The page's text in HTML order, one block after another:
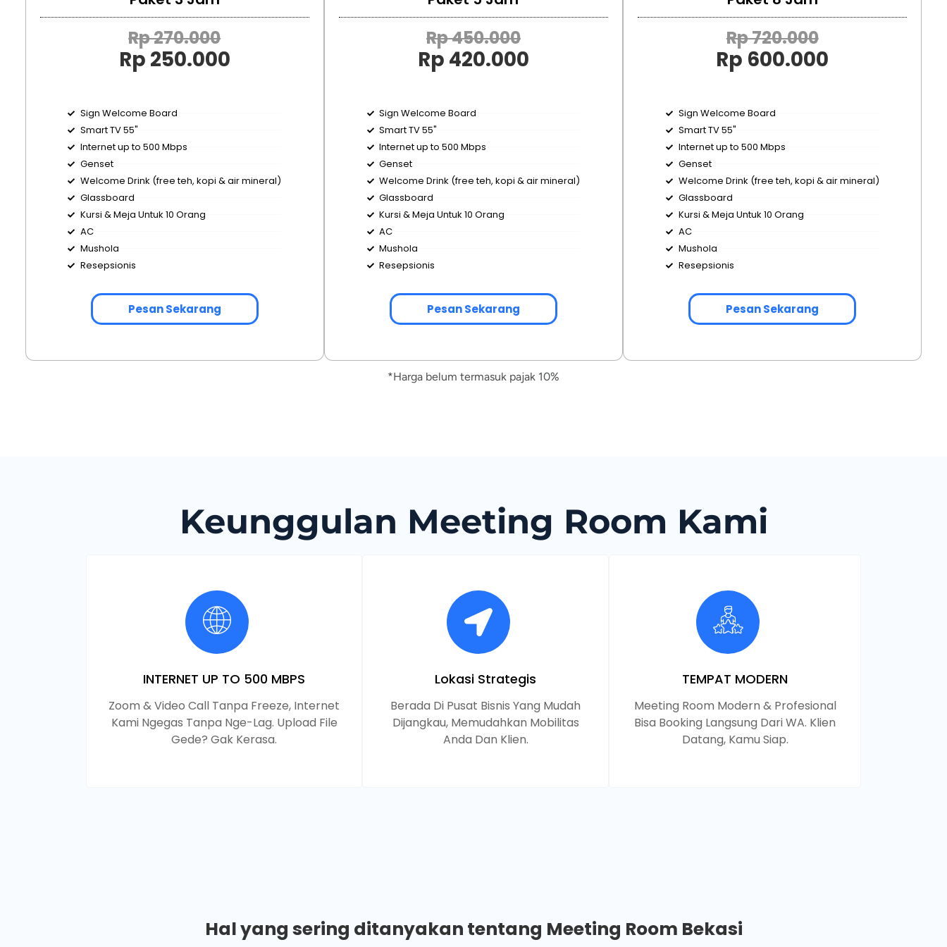
Rp 270.000
Rp 250.000
Sign Welcome Board
Smart TV 55"
Internet up to 500 Mbps
Genset
Welcome Drink (free teh, kopi & air mineral)
Glassboard
Kursi & Meja Untuk 10 Orang
AC
Mushola
Resepsionis
Pesan Sekarang
Rp 450.000
Rp 420.000
Sign Welcome Board
Smart TV 55"
Internet up to 500 Mbps
Genset
Welcome Drink (free teh, kopi & air mineral)
Glassboard
Kursi & Meja Untuk 10 Orang
AC
Mushola
Resepsionis
Pesan Sekarang
Rp 720.000
Rp 600.000
Sign Welcome Board
Smart TV 55"
Internet up to 500 Mbps
Genset
Welcome Drink (free teh, kopi & air mineral)
Glassboard
Kursi & Meja Untuk 10 Orang
AC
Mushola
Resepsionis
Pesan Sekarang
*Harga belum termasuk pajak 10%
Keunggulan Meeting Room Kami
INTERNET UP TO 500 MBPS
Zoom & Video Call Tanpa Freeze, Internet
Kami Ngegas Tanpa Nge-Lag. Upload File
Gede? Gak Kerasa.
Lokasi Strategis
Berada Di Pusat Bisnis Yang Mudah
Dijangkau, Memudahkan Mobilitas
Anda Dan Klien.
TEMPAT MODERN
Meeting Room Modern & Profesional
Bisa Booking Langsung Dari WA. Klien
Datang, Kamu Siap.
Hal yang sering ditanyakan tentang Meeting Room Bekasi